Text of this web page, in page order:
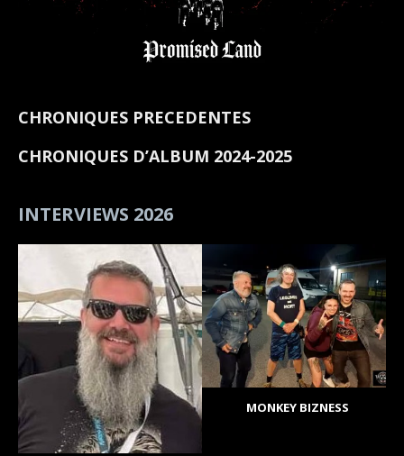
CHRONIQUES PRECEDENTES
CHRONIQUES D’ALBUM 2024-2025
INTERVIEWS 2026
MONKEY BIZNESS